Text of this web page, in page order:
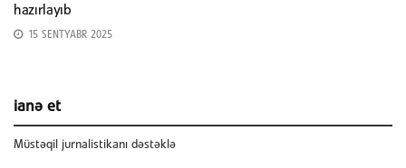
hazırlayıb
15 SENTYABR 2025
ianə et
Müstəqil jurnalistikanı dəstəklə